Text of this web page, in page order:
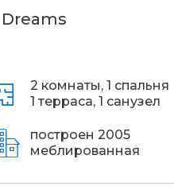
2 комнаты, 1 спальня
1 терраса, 1 санузел
построен 2005
меблированная